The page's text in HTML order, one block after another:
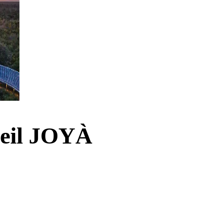
JOYÀ